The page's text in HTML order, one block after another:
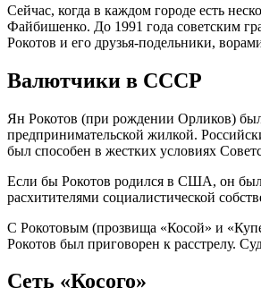
Сейчас, когда в каждом городе есть
Файбишенко. До 1991 года советским
Рокотов и его друзья-подельники,
Валютчики в СССР
Ян Рокотов (при рождении Орликов)
предпринимательской жилкой.
был способен в жестких условиях
Если бы Рокотов родился в США, он
расхитителями социалистической
С Рокотовым (прозвища «Косой» и
Рокотов был приговорен к расстрелу.
Сеть «Косого»